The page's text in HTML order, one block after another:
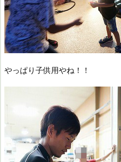
やっぱり子供用やね！！